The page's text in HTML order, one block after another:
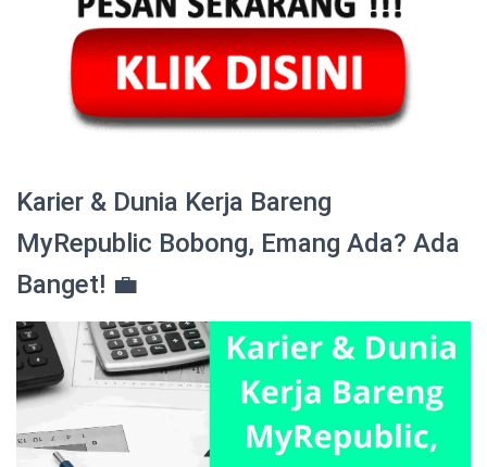
Karier & Dunia Kerja Bareng
MyRepublic Bobong, Emang Ada? Ada
Banget! 💼